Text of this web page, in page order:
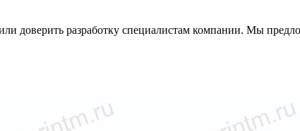
доверить разработку специалистам компании. Мы